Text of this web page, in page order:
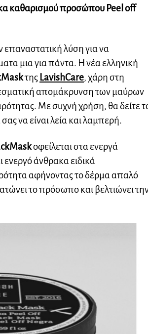
καθαρισμού προσώπου Peel off
επαναστατική λύση για να
μια για πάντα. Η νέα ελληνική
Maskτης LavishCare, χάρη στη
απομάκρυνση των μαύρων
Με συχνή χρήση, θα δείτε
να είναι λεία και λαμπερή.
Maskοφείλεται στα ενεργά
ενεργό άνθρακα ειδικά
αφήνοντας το δέρμα απαλό
το πρόσωπο και βελτιώνει